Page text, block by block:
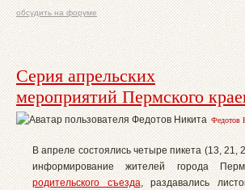
обсудить на форуме
Серия апрельских
мероприятий Пермского
Федотов
В апреле состоялись четыре пикета (13,
информирование жителей города
родительского съезда, раздавались